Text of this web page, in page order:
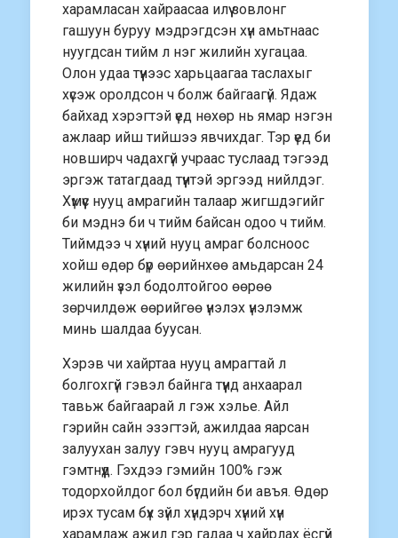
харамласан хайраасаа илүү зовлонг
гашуун буруу мэдрэгдсэн хүн амьтнаас
нуугдсан тийм л нэг жилийн хугацаа.
Олон удаа түүнээс харьцаагаа таслахыг
хүсэж оролдсон ч болж байгаагүй. Ядаж
байхад хэрэгтэй үед нөхөр нь ямар нэгэн
ажлаар ийш тийшээ явчихдаг. Тэр үед би
новширч чадахгүй учраас туслаад тэгээд
эргэж татагдаад түүнтэй эргээд нийлдэг.
Хүмүүс нууц амрагийн талаар жигшдэгийг
би мэднэ би ч тийм байсан одоо ч тийм.
Тиймдээ ч хүний нууц амраг болсноос
хойш өдөр бүр өөрийнхөө амьдарсан 24
жилийн үзэл бодолтойгоо өөрөө
зөрчилдөж өөрийгөө үнэлэх үнэлэмж
минь шалдаа буусан.
Хэрэв чи хайртаа нууц амрагтай л
болгохгүй гэвэл байнга түүнд анхаарал
тавьж байгаарай л гэж хэлье. Айл
гэрийн сайн эзэгтэй, ажилдаа яарсан
залуухан залуу гэвч нууц амрагууд
гэмтнүүд. Гэхдээ гэмийн 100% гэж
тодорхойлдог бол бүгдийн би авъя. Өдөр
ирэх тусам бүх зүйл хүндэрч хүний хүн
харамлаж ажил гэр гадаа ч хайрлах ёсгүй